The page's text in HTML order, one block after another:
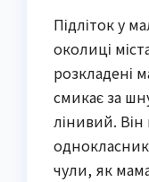
Підліток у
околиці
розкладені
смикає за
лінивий.
чули, як